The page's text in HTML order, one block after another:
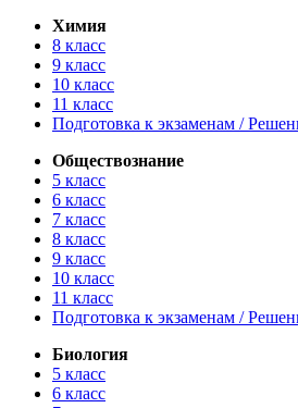
Химия
8 класс
9 класс
10 класс
11 класс
Подготовка к экзаменам /
Обществознание
5 класс
6 класс
7 класс
8 класс
9 класс
10 класс
11 класс
Подготовка к экзаменам /
Биология
5 класс
6 класс